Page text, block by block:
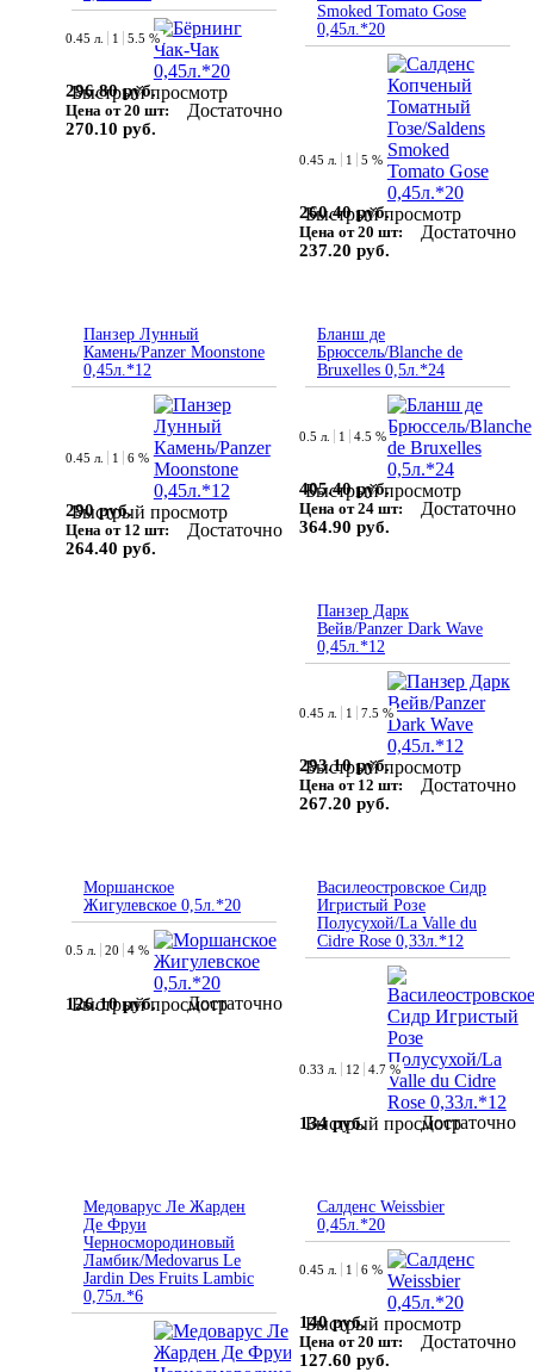
Быстрый просмотр
0.45 л. 1 5.5 %
296.80 руб.
Цена от 20 шт:
270.10 руб.
Достаточно
Smoked Tomato Gose
0,45л.*20
Быстрый просмотр
0.45 л. 1 5 %
260.40 руб.
Цена от 20 шт:
237.20 руб.
Достаточно
Панзер Лунный
Камень/Panzer Moonstone
0,45л.*12
Быстрый просмотр
0.45 л. 1 6 %
290 руб.
Цена от 12 шт:
264.40 руб.
Достаточно
Бланш де
Брюссель/Blanche de
Bruxelles 0,5л.*24
Быстрый просмотр
0.5 л. 1 4.5 %
405.40 руб.
Цена от 24 шт:
364.90 руб.
Достаточно
Панзер Дарк
Вейв/Panzer Dark Wave
0,45л.*12
Быстрый просмотр
0.45 л. 1 7.5 %
293.10 руб.
Цена от 12 шт:
267.20 руб.
Достаточно
Моршанское
Жигулевское 0,5л.*20
Быстрый просмотр
0.5 л. 20 4 %
126.10 руб. Достаточно
Василеостровское Сидр
Игристый Розе
Полусухой/La Valle du
Cidre Rose 0,33л.*12
Быстрый просмотр
0.33 л. 12 4.7 %
134 руб. Достаточно
Медоварус Ле Жарден
Де Фруи
Черносмородиновый
Ламбик/Medovarus Le
Jardin Des Fruits Lambic
0,75л.*6
Салденс Weissbier
0,45л.*20
Быстрый просмотр
0.45 л. 1 6 %
140 руб.
Цена от 20 шт:
127.60 руб.
Достаточно